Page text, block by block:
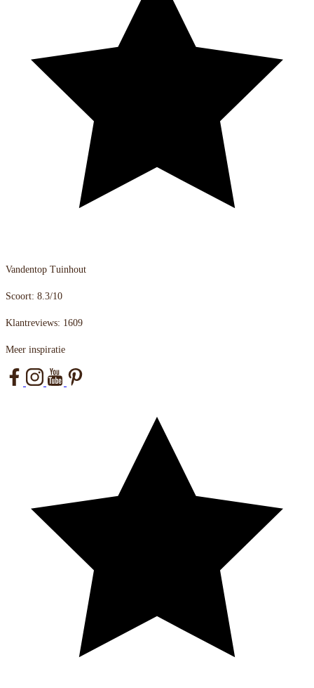
Vandentop Tuinhout
Scoort: 8.3/10
Klantreviews: 1609
Meer inspiratie